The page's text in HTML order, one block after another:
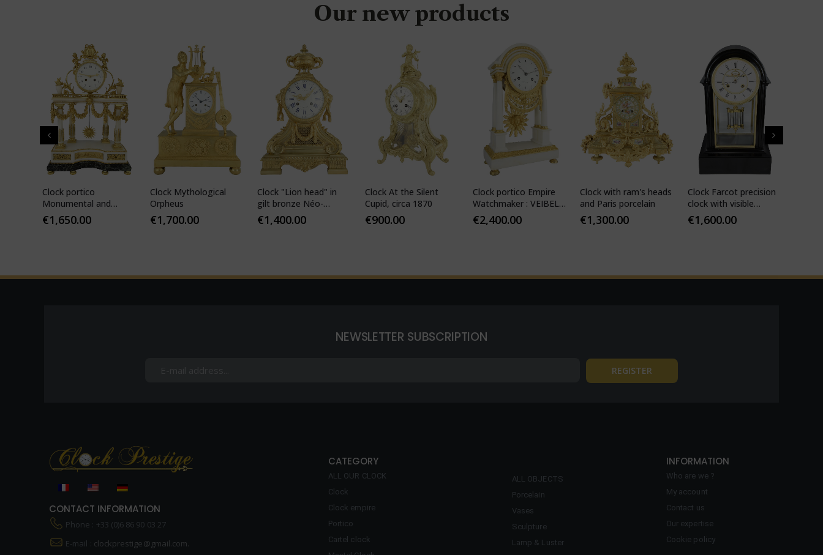
Our new products
Clock portico
Monumental and
highly unusual
€1,650.00
Clock Mythological
Orpheus
€1,700.00
Clock "Lion head" in
gilt bronze Néo-
classique JAPY FILS
1855
€1,400.00
Clock At the Silent
Cupid, circa 1870
€900.00
Clock portico Empire
Watchmaker : VEIBEL
1810
€2,400.00
Clock with ram's heads
and Paris porcelain
€1,300.00
Clock Farcot precision
clock with visible
Brocot escapement
€1,600.00
NEWSLETTER SUBSCRIPTION
CONTACT INFORMATION
Phone : +33 (0)6 86 90 03 27
E-mail : clockprestige@gmail.com.
CATEGORY
ALL OUR CLOCK
Clock
Clock empire
Portico
Cartel clock
ALL OBJECTS
Porcelain
Vases
Sculpture
Lamp & Luster
INFORMATION
Who are we ?
My account
Contact us
Our expertise
Cookie policy